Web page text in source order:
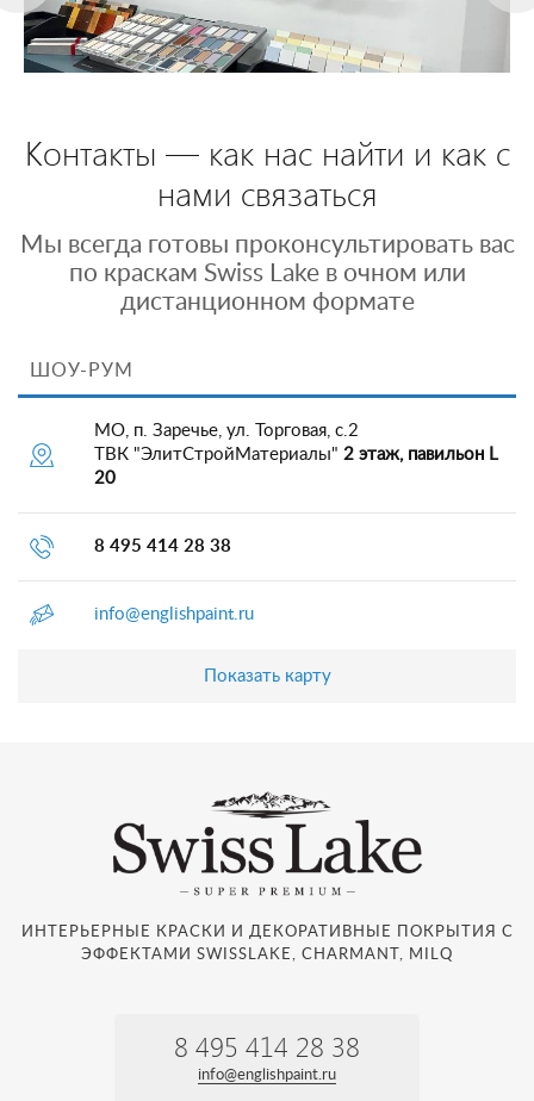
Контакты — как нас найти и как с
нами связаться
Мы всегда готовы проконсультировать вас
по краскам Swiss Lake в очном или
дистанционном формате
ШОУ-РУМ
МО, п. Заречье, ул. Торговая, с.2
ТВК "ЭлитСтройМатериалы" 2 этаж, павильон L
20
8 495 414 28 38
info@englishpaint.ru
Показать карту
ИНТЕРЬЕРНЫЕ КРАСКИ И ДЕКОРАТИВНЫЕ ПОКРЫТИЯ С
ЭФФЕКТАМИ SWISSLAKE, CHARMANT, MILQ
8 495 414 28 38
info@englishpaint.ru